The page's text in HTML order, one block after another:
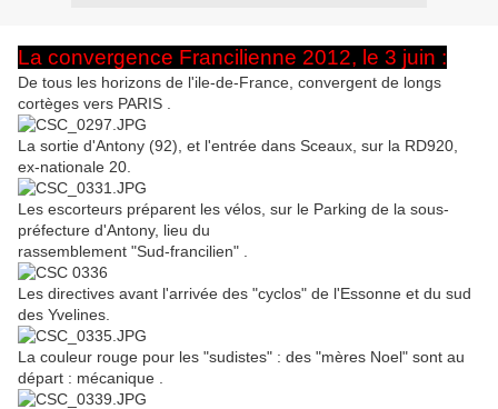
La convergence Francilienne 2012, le 3 juin :
De tous les horizons de l'ile-de-France, convergent de longs
cortèges vers PARIS .
La sortie d'Antony (92), et l'entrée dans Sceaux, sur la RD920,
ex-nationale 20.
Les escorteurs préparent les vélos, sur le Parking de la sous-
préfecture d'Antony, lieu du
rassemblement "Sud-francilien" .
Les directives avant l'arrivée des "cyclos" de l'Essonne et du sud
des Yvelines.
La couleur rouge pour les "sudistes" : des "mères Noel" sont au
départ : mécanique .